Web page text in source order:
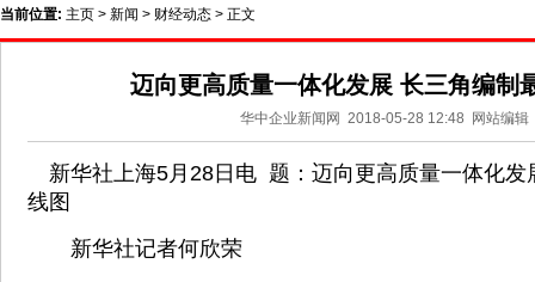
当前位置: 主页 > 新闻 > 财经动态 > 正文
迈向更高质量一体化发展 长三角编制
华中企业新闻网 2018-05-28 12:48 网站编辑
新华社上海5月28日电 题：迈向更高质量一体化发
线图
新华社记者何欣荣